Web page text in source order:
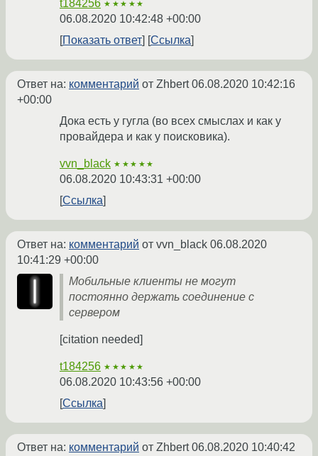
t184256 ★★★★★
06.08.2020 10:42:48 +00:00
Показать ответ
Ссылка
Ответ на: комментарий от Zhbert06.08.2020 10:42:16
+00:00
Дока есть у гугла (во всех смыслах и как у
провайдера и как у поисковика).
vvn_black ★★★★★
06.08.2020 10:43:31 +00:00
Ссылка
Ответ на: комментарий от vvn_black 06.08.2020
10:41:29 +00:00
Мобильные клиенты не могут
постоянно держать соединение с
сервером
[citation needed]
t184256 ★★★★★
06.08.2020 10:43:56 +00:00
Ссылка
Ответ на: комментарий от Zhbert06.08.2020 10:40:42